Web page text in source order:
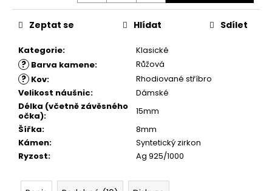
Kategorie: Klasické
? Barva kamene: Růžová
? Kov:
Rhodiované stříbro
Velikost náušnic:
Dámské
Délka (včetně závěsného
očka):
15mm
Šířka:
8mm
Kámen:
Syntetický zirkon
Ryzost: Ag 925/1000
Zeptat se Hlídat Sdílet
č
u
e
m
e